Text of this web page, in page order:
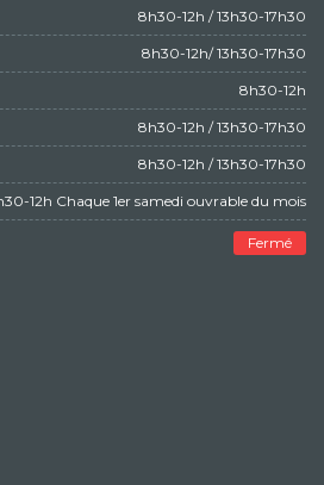
8h30-12h / 13h30-17h30
8h30-12h/ 13h30-17h30
8h30-12h
8h30-12h / 13h30-17h30
8h30-12h / 13h30-17h30
12h Chaque 1er samedi ouvrable du mois
Fermé